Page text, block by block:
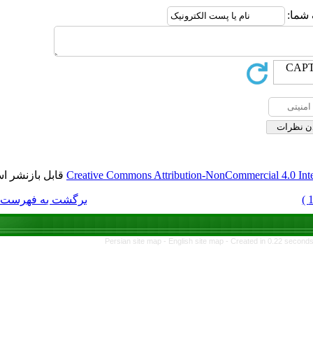
Creative Commonsقابل بازنشر است.
Persian site map -